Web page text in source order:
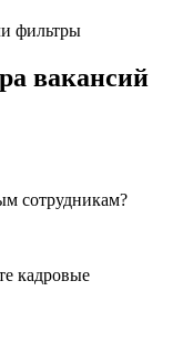
фильтры
вакансий
сотрудникам?
кадровые